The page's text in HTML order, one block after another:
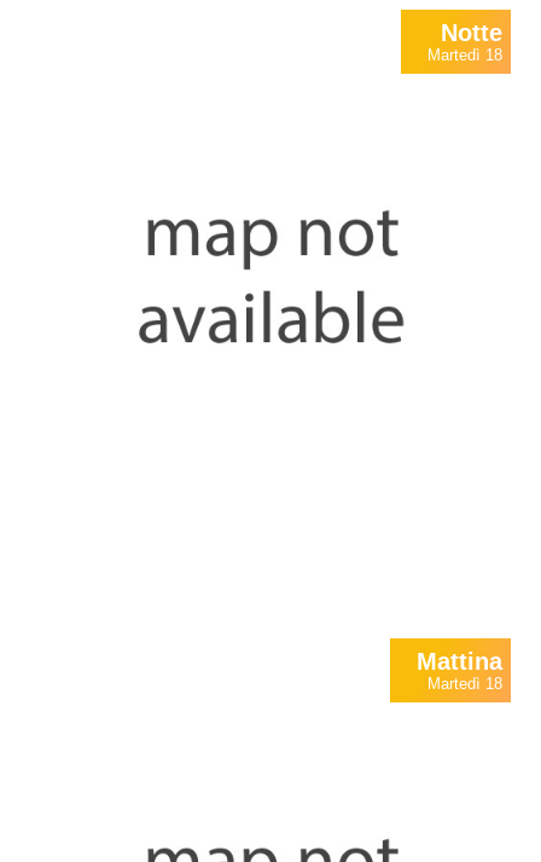
Notte
Martedì 18
Mattina
Martedì 18